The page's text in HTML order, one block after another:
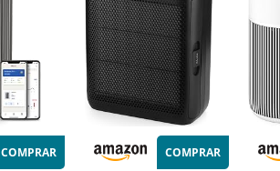
COMPRAR COMPRAR